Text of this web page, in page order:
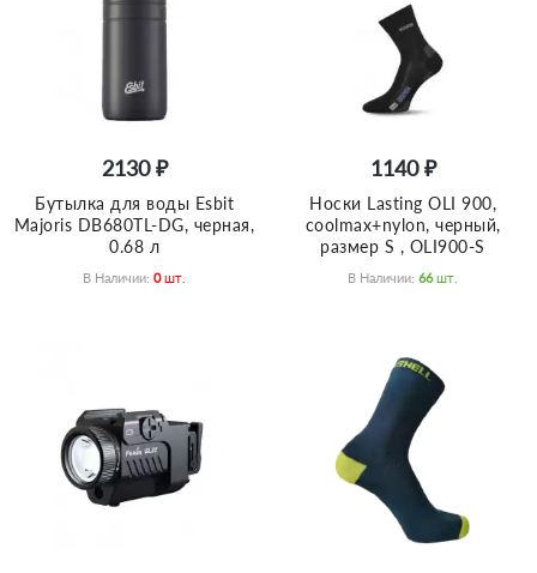
2130 ₽
Бутылка для воды Esbit
Majoris DB680TL-DG, черная,
0.68 л
В Наличии: 0 Шт.
1140 ₽
Носки Lasting OLI 900,
coolmax+nylon, черный,
размер S , OLI900-S
В Наличии: 66 Шт.